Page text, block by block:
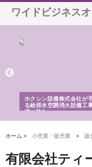
ワイドビジネス
ホクシン設備株式会社が
る給排水空調消火設備工
績と強み
ホーム >小売業・販売業 > 販
有限会社ティ